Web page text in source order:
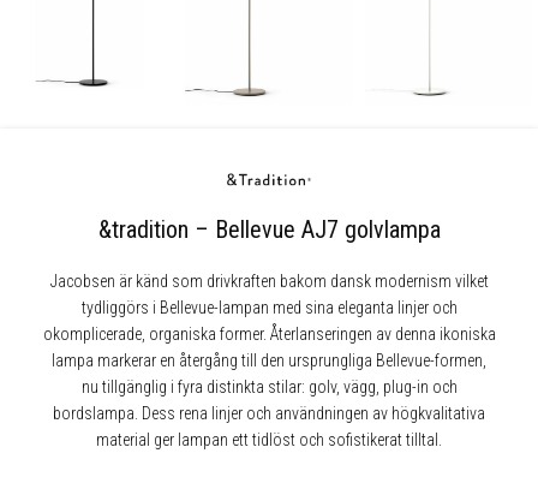
&tradition – Bellevue AJ7 golvlampa
Jacobsen är känd som drivkraften bakom dansk modernism vilket
tydliggörs i Bellevue-lampan med sina eleganta linjer och
okomplicerade, organiska former. Återlanseringen av denna ikoniska
lampa markerar en återgång till den ursprungliga Bellevue-formen,
nu tillgänglig i fyra distinkta stilar: golv, vägg, plug-in och
bordslampa. Dess rena linjer och användningen av högkvalitativa
material ger lampan ett tidlöst och sofistikerat tilltal.